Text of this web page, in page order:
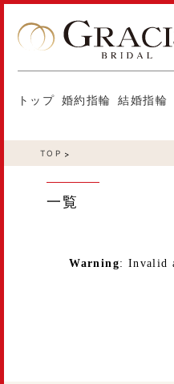
トップ 婚約指輪 結婚指輪
TOP
一覧
Warning: Invalid